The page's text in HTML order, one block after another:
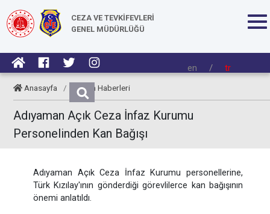
CEZA VE TEVKİFEVLERİ
GENEL MÜDÜRLÜĞÜ
en / tr
Anasayfa / Kurum Haberleri
Adıyaman Açık Ceza İnfaz Kurumu
Personelinden Kan Bağışı
Adıyaman Açık Ceza İnfaz Kurumu personellerine,
Türk Kızılay'ının gönderdiği görevlilerce kan bağışının
önemi anlatıldı.